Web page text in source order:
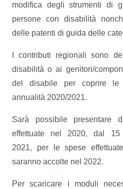
modifica degli strumenti di
persone con disabilità
delle patenti di guida delle
I contributi regionali sono
disabilità o ai genitori/
del disabile per coprire le
annualità 2020/2021.
Sarà possibile presentare
effettuate nel 2020, dal
2021, per le spese
saranno accolte nel 2022.
Per scaricare i moduli